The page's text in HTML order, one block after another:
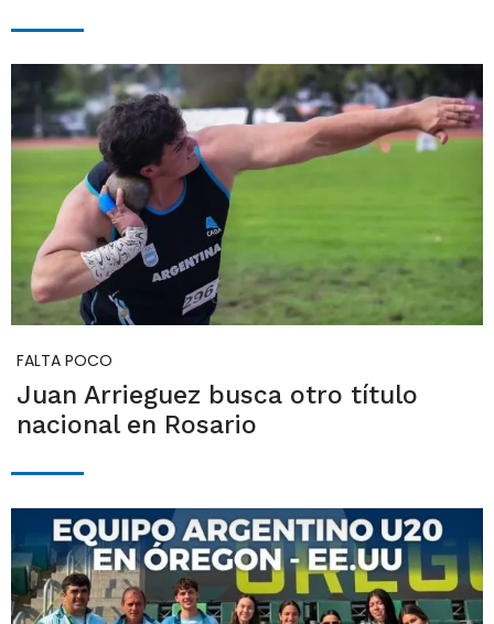
FALTA POCO
Juan Arrieguez busca otro título
nacional en Rosario